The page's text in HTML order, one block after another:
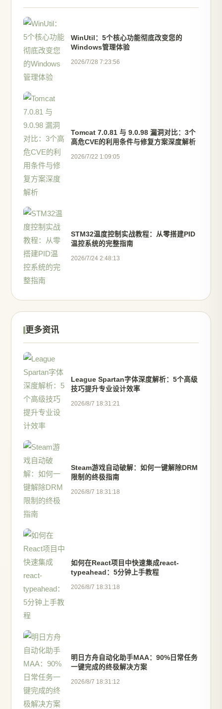
WinUtil：5个核心功能彻底改变您的
Windows管理体验
2026/7/28 7:23:56
Tomcat 7.0.81 与 9.0.98 漏洞对比：3个
高危CVE的利用条件与修复方案深度解析
2026/7/22 1:09:05
STM32温度控制实战教程：从零搭建PID
温控系统的完整指南
2026/7/24 2:48:13
更多资讯
League Spartan字体深度解析：5个高级
技巧提升专业设计效率
2026/8/7 18:31:21
Steam游戏自动破解：如何一键解除DRM
限制的终极指南
2026/8/7 18:31:18
如何在React项目中快速集成react-
typeahead：5分钟上手教程
2026/8/7 18:31:18
明日方舟自动化助手MAA：90%日常任务
一键完成的终极解决方案
2026/8/7 18:31:12